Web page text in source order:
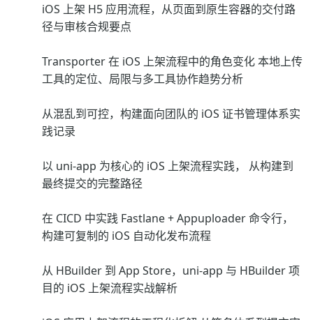
iOS 上架 H5 应用流程，从页面到原生容器的交付路
径与审核合规要点
Transporter 在 iOS 上架流程中的角色变化 本地上传
工具的定位、局限与多工具协作趋势分析
从混乱到可控，构建面向团队的 iOS 证书管理体系实
践记录
以 uni-app 为核心的 iOS 上架流程实践， 从构建到
最终提交的完整路径
在 CICD 中实践 Fastlane + Appuploader 命令行，
构建可复制的 iOS 自动化发布流程
从 HBuilder 到 App Store，uni-app 与 HBuilder 项
目的 iOS 上架流程实战解析